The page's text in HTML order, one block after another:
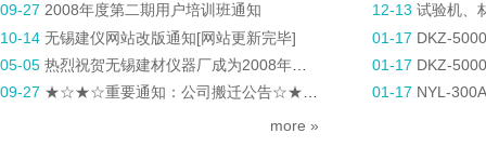
09-27 2008年度第二期用户培训班通知
10-14 无锡建仪网站改版通知[网站更新完毕]
05-05 热烈祝贺无锡建材仪器厂成为2008年度行业先进企业
09-27 ★☆★☆重要通知：公司搬迁公告☆★☆★
more »
12-13 试验机、
01-17 DKZ-5000
01-17 DKZ-5000
01-17 NYL-